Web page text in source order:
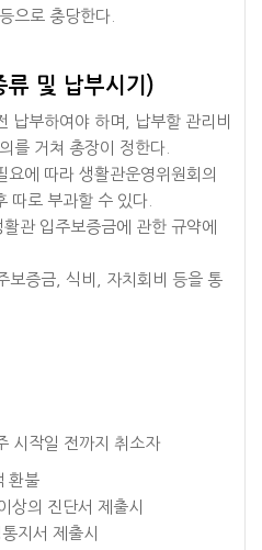
으로 충당한다.
및 납부시기)
부하여야 하며, 납부할 관리비
를 거쳐 총장이 정한다.
에 따라 생활관운영위원회의
따로 부과할 수 있다.
관 입주보증금에 관한 규약에
증금, 식비, 자치회비 등을 통
시작일 전까지 취소자
환불
상의 진단서 제출시
지서 제출시